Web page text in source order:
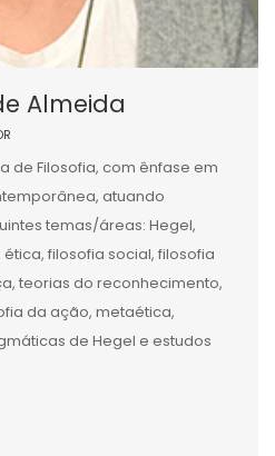
Almeida
de Filosofia, com ênfase em
atuando
temas/áreas: Hegel,
filosofia social, filosofia
teorias do reconhecimento,
da ação, metaética,
de Hegel e estudos